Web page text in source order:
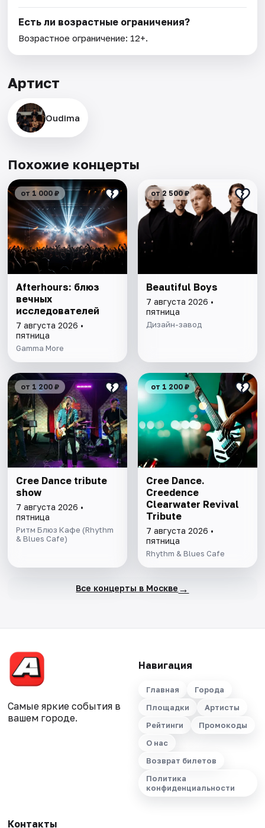
Есть ли возрастные ограничения?
Возрастное ограничение: 12+.
Артист
Oudima
Похожие концерты
от 1 000 ₽
Afterhours: блюз
вечных
исследователей
7 августа 2026 •
пятница
Gamma More
от 2 500 ₽
Beautiful Boys
7 августа 2026 •
пятница
Дизайн-завод
от 1 200 ₽
Cree Dance tribute
show
7 августа 2026 •
пятница
Ритм Блюз Кафе (Rhythm
& Blues Cafe)
от 1 200 ₽
Cree Dance.
Creedence
Clearwater Revival
Tribute
7 августа 2026 •
пятница
Rhythm & Blues Cafe
Все концерты в Москве →
Самые яркие события в
вашем городе.
Навигация
Главная
Города
Площадки
Артисты
Рейтинги
Промокоды
О нас
Возврат билетов
Политика
конфиденциальности
Контакты